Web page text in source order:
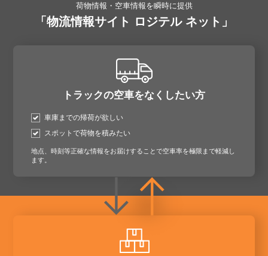
荷物情報・空車情報を瞬時に提供
「物流情報サイト ロジテル ネット」
トラックの空車をなくしたい方
車庫までの帰荷が欲しい
スポットで荷物を積みたい
地点、時刻等正確な情報をお届けすることで空車率を極限まで軽減し
ます。